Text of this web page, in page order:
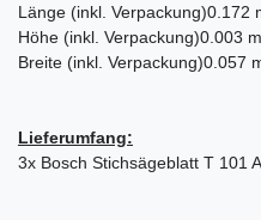
Länge (inkl. Verpackung)0.172
Höhe (inkl. Verpackung)0.003 m
Breite (inkl. Verpackung)0.057
Lieferumfang:
3x Bosch Stichsägeblatt T 101